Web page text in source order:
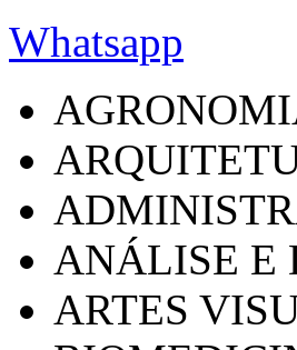
Whatsapp
ANÁLISE E
ARTES